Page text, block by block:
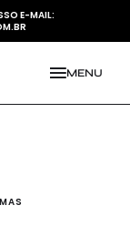
E-MAIL:
MENU